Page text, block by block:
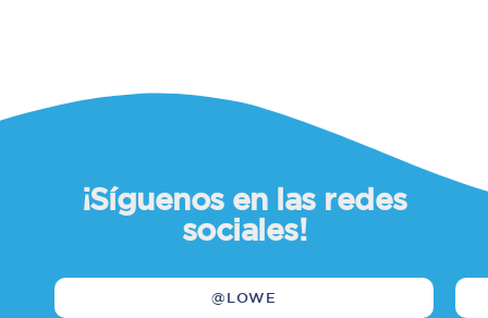
¡Síguenos en las redes
sociales!
@LOWE